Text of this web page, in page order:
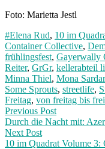
Foto: Marietta Jestl
#Elena Rud, 10 im
Container Collective,
frühlingsfest, Gayerwally
Reiter, GrGr, kellerabteil
Minna Thiel, Mona
Some Sprouts, streetlife,
Freitag, von freitag bis
Post
navigation
Previous PostPrevious
post:
Durch die Nacht mit:
Next Post
10 im Quadrat Volume 3: